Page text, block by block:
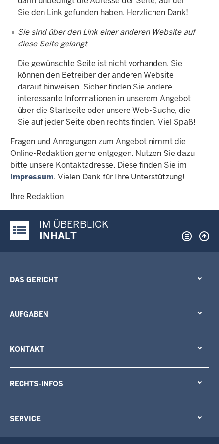
Sie den Link gefunden haben. Herzlichen Dank!
Sie sind über den Link einer anderen Website auf
diese Seite gelangt
Die gewünschte Seite ist nicht vorhanden. Sie
können den Betreiber der anderen Website
darauf hinweisen. Sicher finden Sie andere
interessante Informationen in unserem Angebot
über die Startseite oder unsere Web-Suche, die
Sie auf jeder Seite oben rechts finden. Viel Spaß!
Fragen und Anregungen zum Angebot nimmt die
Online-Redaktion gerne entgegen. Nutzen Sie dazu
bitte unsere Kontaktadresse. Diese finden Sie im
Impressum. Vielen Dank für Ihre Unterstützung!
Ihre Redaktion
Justiz-Portal im Überblick:
IM ÜBERBLICK
INHALT
DAS GERICHT
AUFGABEN
KONTAKT
RECHTS-INFOS
SERVICE